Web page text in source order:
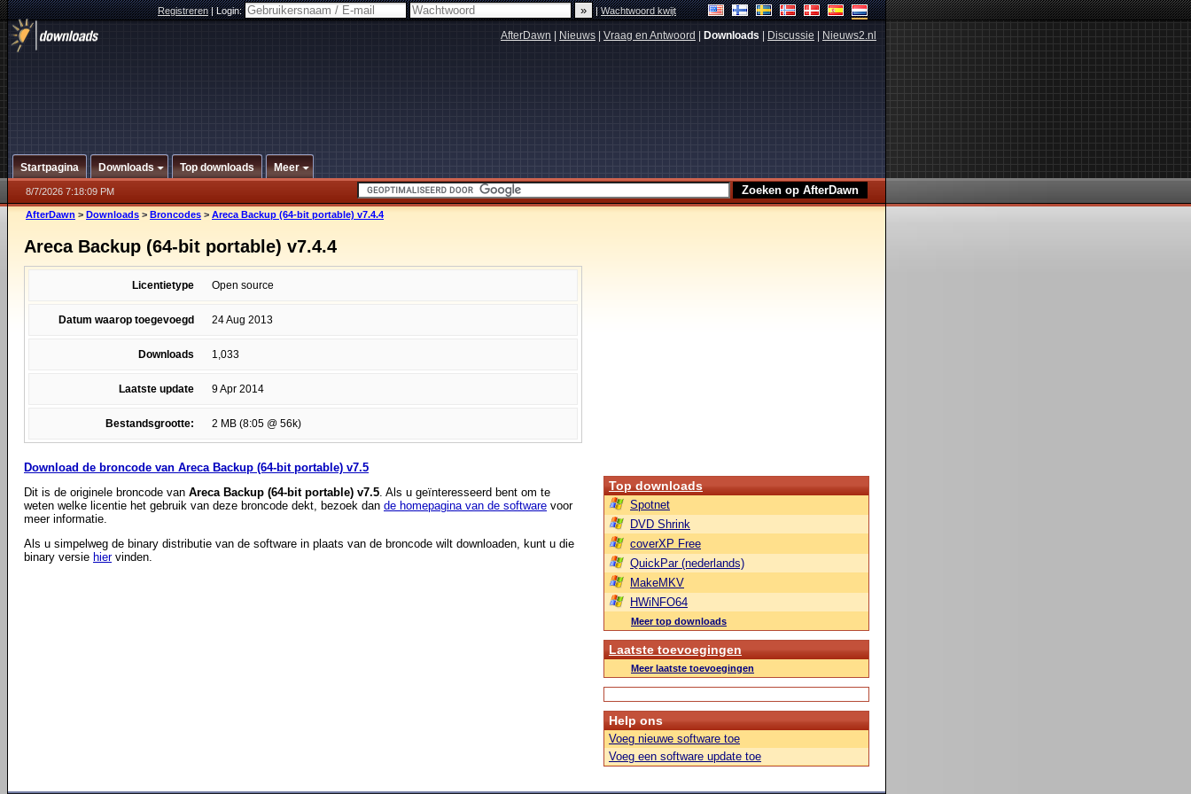
Registreren|Login: |Wachtwoord kwijt
AfterDawn Nieuws Vraag en Antwoord Downloads Discussie Nieuws2.nl
Startpagina Downloads Top downloads Meer
8/7/2026 7:18:09 PM
AfterDawn > Downloads > Broncodes > Areca Backup (64-bit portable) v7.4.4
Areca Backup (64-bit portable) v7.4.4
Licentietype Open source
Datum waarop toegevoegd 24 Aug 2013
Downloads 1,033
Laatste update 9 Apr 2014
Bestandsgrootte: 2 MB (8:05 @ 56k)
Download de broncode van Areca Backup (64-bit portable) v7.5
Dit is de originele broncode van Areca Backup (64-bit portable) v7.5. Als u geïnteresseerd bent om te
weten welke licentie het gebruik van deze broncode dekt, bezoek dan de homepagina van de software voor
meer informatie.
Als u simpelweg de binary distributie van de software in plaats van de broncode wilt downloaden, kunt u die
binary versie hiervinden.
Top downloads
Spotnet
DVD Shrink
coverXP Free
QuickPar (nederlands)
MakeMKV
HWiNFO64
Meer top downloads
Laatste toevoegingen
Meer laatste toevoegingen
Help ons
Voeg nieuwe software toe
Voeg een software update toe